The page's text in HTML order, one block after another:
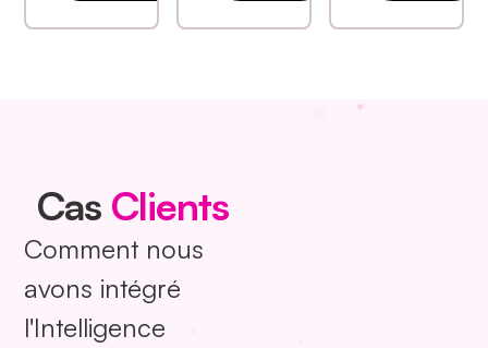
Cas Clients
Comment nous
avons intégré
l'Intelligence